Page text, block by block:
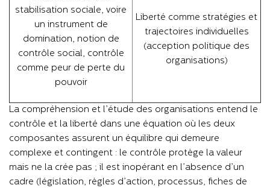
stabilisation sociale, voire
un instrument de
domination, notion de
contrôle social, contrôle
comme peur de perte du
pouvoir
Liberté comme stratégies et
trajectoires individuelles
(acception politique des
organisations)
La compréhension et l’étude des organisations entend le
contrôle et la liberté dans une équation où les deux
composantes assurent un équilibre qui demeure
complexe et contingent : le contrôle protège la valeur
mais ne la crée pas ; il est inopérant en l’absence d’un
cadre (législation, règles d’action, processus, fiches de